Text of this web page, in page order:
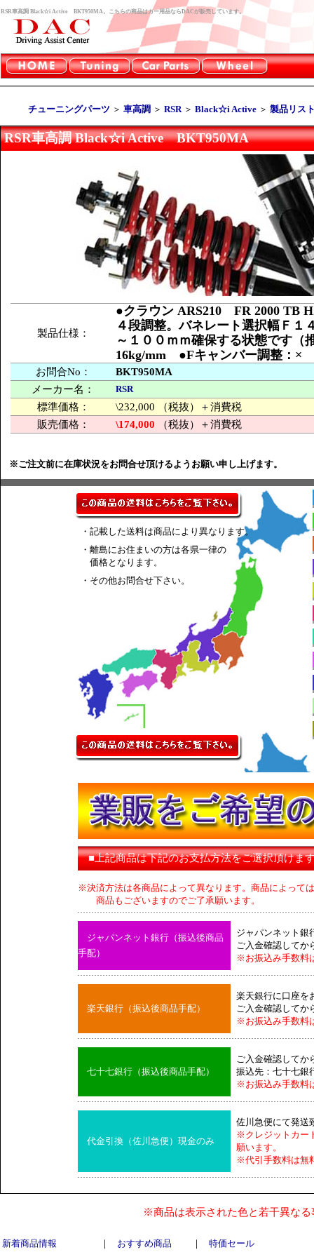
RSR車高調 Black☆i Active BKT950MA。こちらの商品はカー用品ならDACが販売しています。
チューニングパーツ ＞ 車高調 ＞ RSR＞ Black☆i Active ＞ 製品リス
RSR車高調 Black☆i Active BKT950MA
製品仕様：
●クラウン ARS210 FR 2000 TB
４段調整。バネレート選択幅Ｆ
～１００ｍｍ確保する状態です
16kg/mm ●Fキャンバー調整：
お問合No：
BKT950MA
メーカー名：
RSR
標準価格：
\232,000 （税抜）＋消費税
販売価格：
\174,000 （税抜）＋消費税
※ご注文前に在庫状況をお問合せ頂けるようお願い申し上げます。
・記載した送料は商品により異なります。
・離島にお住まいの方は各県一律の
価格となります。
・その他お問合せ下さい。
■上記商品は下記のお支払方法をご選択頂けま
※決済方法は各商品によって異なります。商品によって
商品もございますのでご了承願います。
ジャパンネット銀行（振込後商品
手配）
ジャパンネット銀
ご入金確認してか
※お振込み手数料
楽天銀行（振込後商品手配）
楽天銀行に口座を
ご入金確認してか
※お振込み手数料
七十七銀行（振込後商品手配）
ご入金確認してか
振込先：七十七銀
※お振込み手数料
代金引換（佐川急便）現金のみ
佐川急便にて発送
※クレジットカー
願います。
※代引手数料は無
※商品は表示された色と若干異な
新着商品情報 ｜ おすすめ商品 ｜ 特価セール